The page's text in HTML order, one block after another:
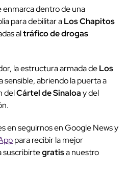
enmarca dentro de una
para debilitar aLos Chapitos
altráfico de drogas
la estructura armada deLos
sensible, abriendo la puerta a
delCártel de Sinaloay del
en seguirnos en Google News y
para recibir la mejor
suscribirtegratisa nuestro